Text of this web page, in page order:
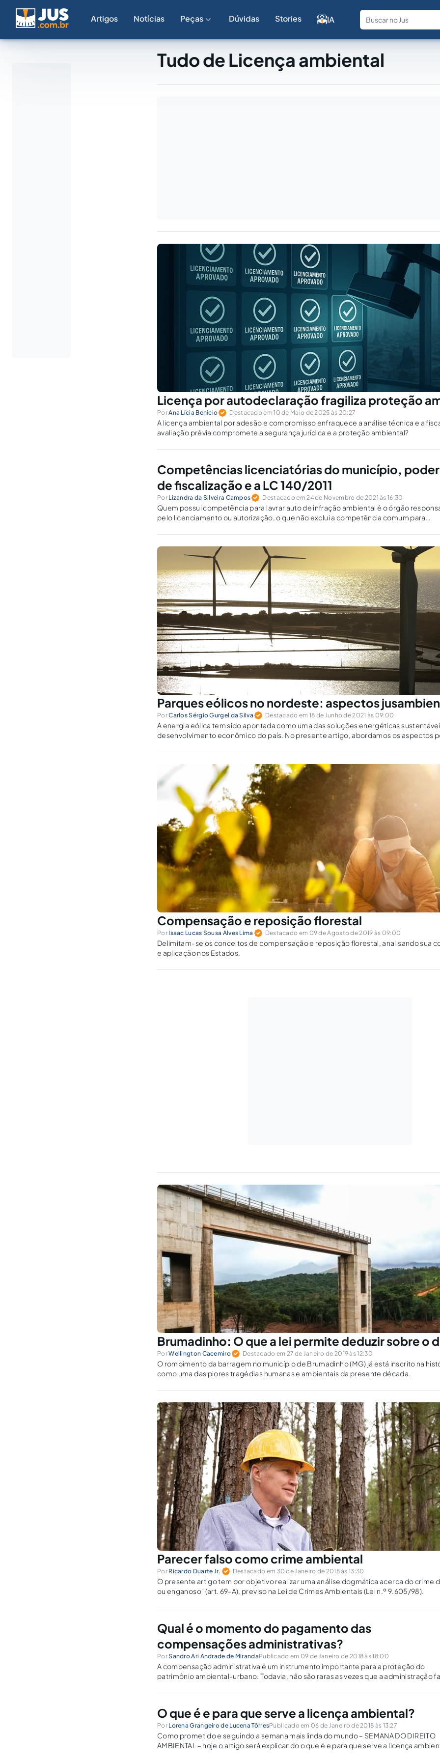
Artigos Notícias Peças Dúvidas Stories IA
Fale com
Tudo de Licença ambiental
Licença por autodeclaração fragiliza proteção
PorAna Lícia Benício Destacado em 10 de Maio de 2025 às 20:27
A licença ambiental por adesão e compromisso enfraquece a análise técnica e a
avaliação prévia compromete a segurança jurídica e a proteção ambiental?
Competências licenciatórias do município, poder
de fiscalização e a LC 140/2011
Por Lizandra da Silveira Campos Destacado em 24 de Novembro de 2021 às 16:30
Quem possui competência para lavrar auto de infração ambiental é o órgão
pelo licenciamento ou autorização, o que não exclui a competência comum para
Parques eólicos no nordeste: aspectos
PorCarlos Sérgio Gurgel da Silva Destacado em 18 de Junho de 2021 às 09:00
A energia eólica tem sido apontada como uma das soluções energéticas
desenvolvimento econômico do país. No presente artigo, abordamos os aspectos
Compensação e reposição florestal
Por Isaac Lucas Sousa Alves Lima Destacado em 09 de Agosto de 2019 às 09:00
Delimitam-se os conceitos de compensação e reposição florestal, analisando sua
e aplicação nos Estados.
Brumadinho: O que a lei permite deduzir sobre o
PorWellington Cacemiro Destacado em 27 de Janeiro de 2019 às 12:30
O rompimento da barragem no município de Brumadinho (MG) já está inscrito na
como uma das piores tragédias humanas e ambientais da presente década.
Parecer falso como crime ambiental
Por Ricardo Duarte Jr. Destacado em 30 de Janeiro de 2018 às 13:30
O presente artigo tem por objetivo realizar uma análise dogmática acerca do crime
ou enganoso" (art. 69-A), previso na Lei de Crimes Ambientais (Lei n.º 9.605/98).
Qual é o momento do pagamento das
compensações administrativas?
PorSandro Ari Andrade de MirandaPublicado em 09 de Janeiro de 2018 às 18:00
A compensação administrativa é um instrumento importante para a proteção do
patrimônio ambiental-urbano. Todavia, não são raras as vezes que a administração
O que é e para que serve a licença ambiental?
Por Lorena Grangeiro de Lucena TôrresPublicado em 06 de Janeiro de 2018 às 13:27
Como prometido e seguindo a semana mais linda do mundo – SEMANA DO DIREITO
AMBIENTAL – hoje o artigo será explicando o que é e para que serve a licença